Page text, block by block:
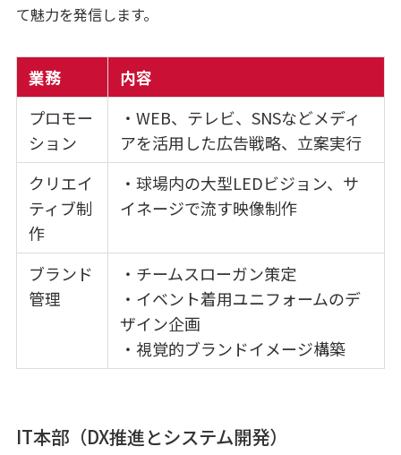
て魅力を発信します。
業務
内容
プロモー
ション
・WEB、テレビ、SNSなどメディ
アを活用した広告戦略、立案実行
クリエイ
ティブ制
作
・球場内の大型LEDビジョン、サ
イネージで流す映像制作
ブランド
管理
・チームスローガン策定
・イベント着用ユニフォームのデ
ザイン企画
・視覚的ブランドイメージ構築
IT本部（DX推進とシステム開発）